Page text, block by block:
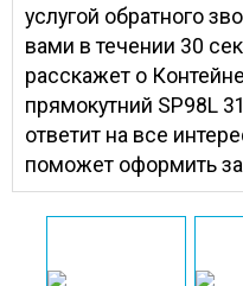
услугой обратного
вами в течении 30
расскажет о
прямокутний SP98L
ответит на все
поможет оформить